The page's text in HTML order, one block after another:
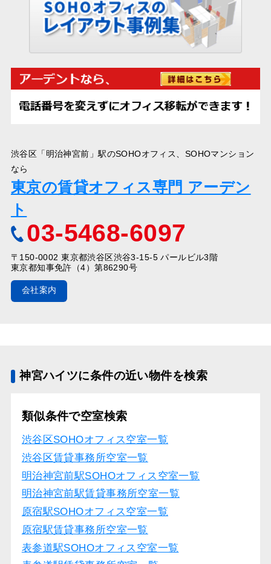
渋谷区「明治神宮前」駅のSOHOオフィス、SOHOマンション
なら
東京の賃貸オフィス専門 アーデン
ト
03-5468-6097
〒150-0002 東京都渋谷区渋谷3-15-5 パールビル3階
東京都知事免許（4）第86290号
会社案内
神宮ハイツに条件の近い物件を検索
類似条件で空室検索
渋谷区SOHOオフィス空室一覧
渋谷区賃貸事務所空室一覧
明治神宮前駅SOHOオフィス空室一覧
明治神宮前駅賃貸事務所空室一覧
原宿駅SOHOオフィス空室一覧
原宿駅賃貸事務所空室一覧
表参道駅SOHOオフィス空室一覧